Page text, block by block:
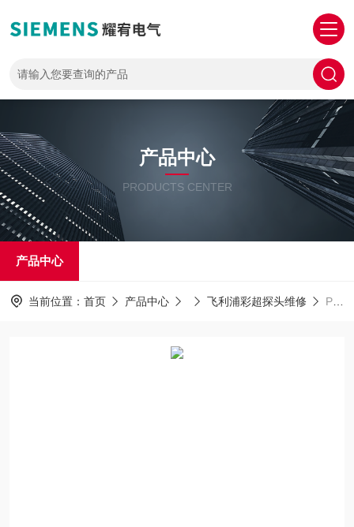
产品中心
PRODUCTS CENTER
产品中心
当前位置： 首页 产品中心 飞利浦彩超探头维修 PHILIPS探头维修飞利浦腹部探头售后维修/心脏探头维修中心